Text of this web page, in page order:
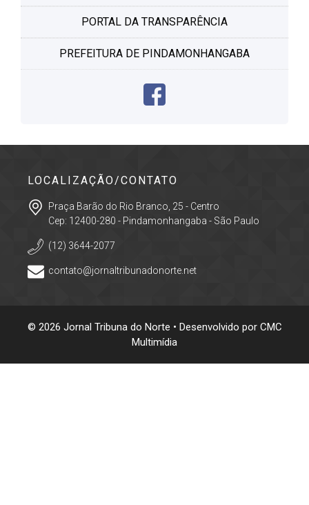
PORTAL DA TRANSPARÊNCIA
PREFEITURA DE PINDAMONHANGABA
LOCALIZAÇÃO/CONTATO
Praça Barão do Rio Branco, 25 - Centro
Cep: 12400-280 - Pindamonhangaba - São Paulo
(12) 3644-2077
contato@jornaltribunadonorte.net
© 2026 Jornal Tribuna do Norte • Desenvolvido por CMC
Multimídia